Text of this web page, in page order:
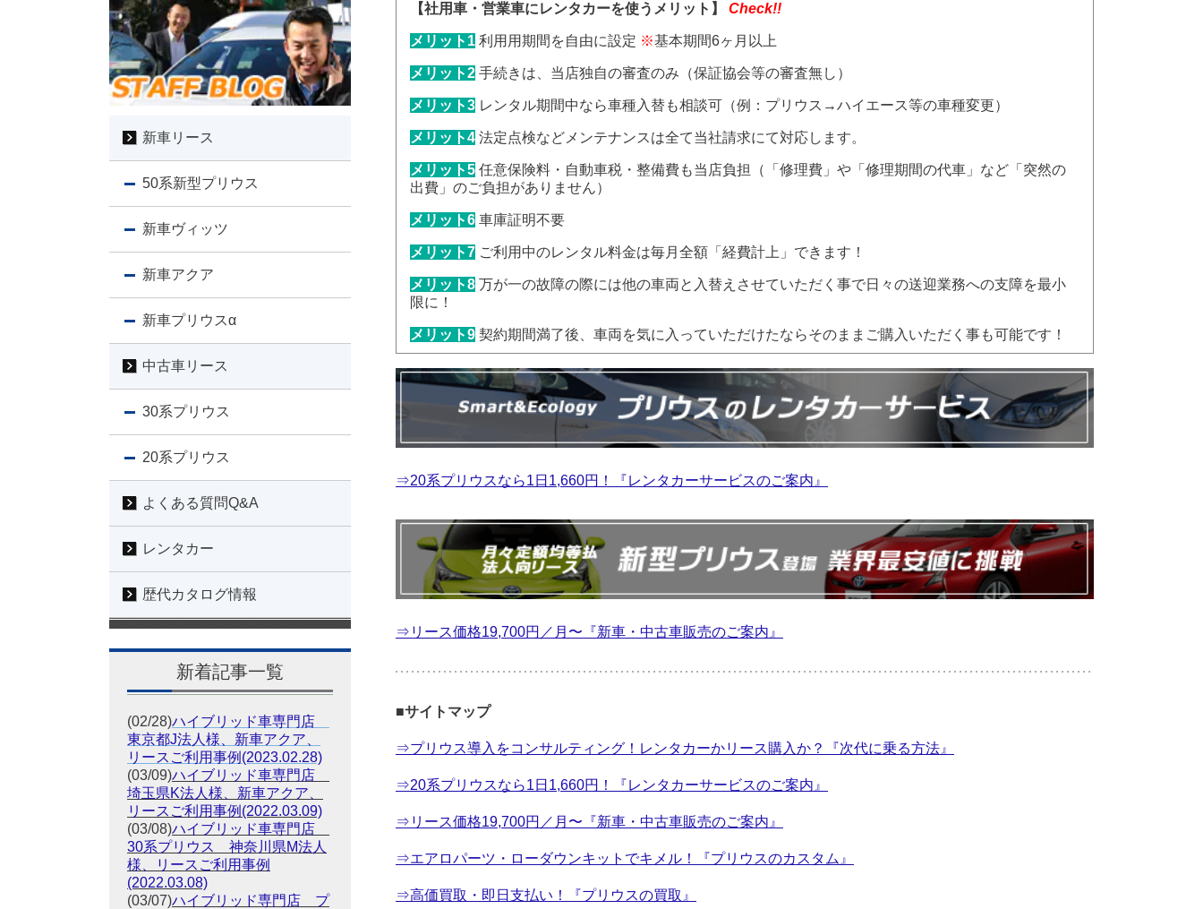
【社用車・営業車にレンタカーを使うメリット】 Check!!
メリット1 利用用期間を自由に設定 ※基本期間6ヶ月以上
メリット2 手続きは、当店独自の審査のみ（保証協会等の審査無し）
メリット3 レンタル期間中なら車種入替も相談可（例：プリウス→ハイエース等の車種変更）
メリット4 法定点検などメンテナンスは全て当社請求にて対応します。
メリット5 任意保険料・自動車税・整備費も当店負担（「修理費」や「修理期間の代車」など「突然の
出費」のご負担がありません）
メリット6 車庫証明不要
メリット7 ご利用中のレンタル料金は毎月全額「経費計上」できます！
メリット8 万が一の故障の際には他の車両と入替えさせていただく事で日々の送迎業務への支障を最小
限に！
メリット9 契約期間満了後、車両を気に入っていただけたならそのままご購入いただく事も可能です！
⇒20系プリウスなら1日1,660円！『レンタカーサービスのご案内』
⇒リース価格19,700円／月〜『新車・中古車販売のご案内』
■サイトマップ
⇒プリウス導入をコンサルティング！レンタカーかリース購入か？『次代に乗る方法』
⇒20系プリウスなら1日1,660円！『レンタカーサービスのご案内』
⇒リース価格19,700円／月〜『新車・中古車販売のご案内』
⇒エアロパーツ・ローダウンキットでキメル！『プリウスのカスタム』
⇒高価買取・即日支払い！『プリウスの買取』
新車リース
50系新型プリウス
新車ヴィッツ
新車アクア
新車プリウスα
中古車リース
30系プリウス
20系プリウス
よくある質問Q&A
レンタカー
歴代カタログ情報
新着記事一覧
(02/28)ハイブリッド車専門店
東京都J法人様、新車アクア、
リースご利用事例(2023.02.28)
(03/09)ハイブリッド車専門店
埼玉県K法人様、新車アクア、
リースご利用事例(2022.03.09)
(03/08)ハイブリッド車専門店
30系プリウス 神奈川県M法人
様、リースご利用事例
(2022.03.08)
(03/07)ハイブリッド専門店 プ